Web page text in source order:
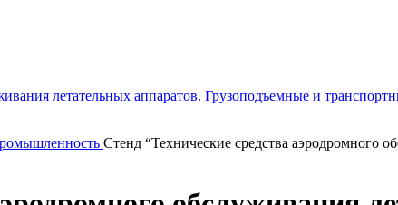
Стенд “Технические средства аэродромного